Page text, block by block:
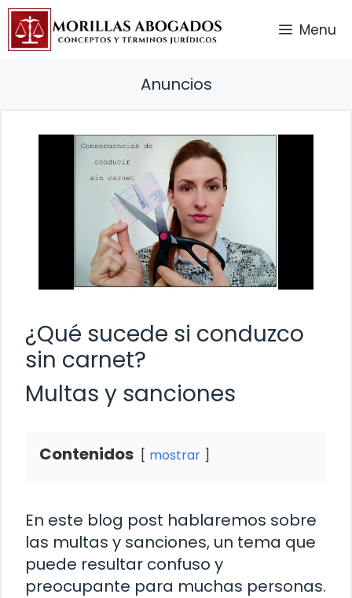
Saltar
contenido
Menu
Anuncios
¿Qué sucede si conduzco
sin carnet?
Multas y sanciones
Contenidos mostrar
En este blog post hablaremos sobre
las multas y sanciones, un tema que
puede resultar confuso y
preocupante para muchas personas.